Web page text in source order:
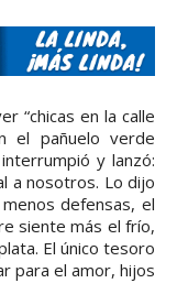
“chicas en la calle
el pañuelo verde
y lanzó:
a nosotros. Lo dijo
defensas, el
siente más el frío,
El único tesoro
para el amor, hijos